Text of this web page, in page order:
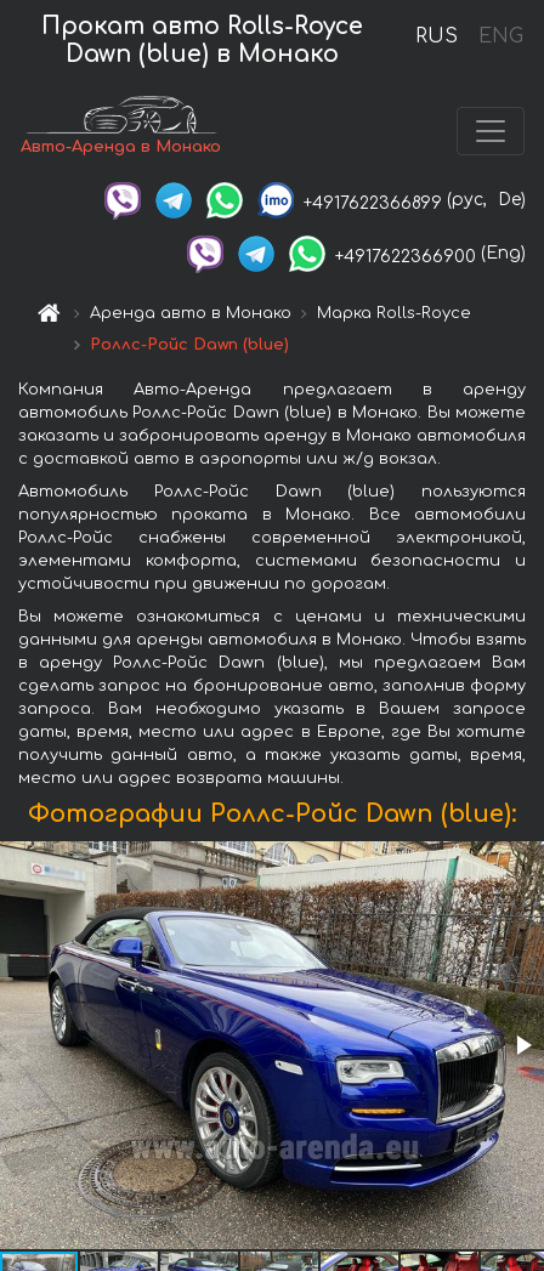
RUS ENG
Прокат авто Rolls-Royce
Dawn (blue) в Монако
Авто-Аренда в Монако
+4917622366899 (рус, De)
+4917622366900 (Eng)
Аренда авто в Монако
Марка Rolls-Royce
Роллс-Ройс Dawn (blue)
Компания Авто-Аренда предлагает в аренду
автомобиль Роллс-Ройс Dawn (blue) в Монако. Вы можете
заказать и забронировать аренду в Монако автомобиля
с доставкой авто в аэропорты или ж/д вокзал.
Автомобиль Роллс-Ройс Dawn (blue) пользуются
популярностью проката в Монако. Все автомобили
Роллс-Ройс снабжены современной электроникой,
элементами комфорта, системами безопасности и
устойчивости при движении по дорогам.
Вы можете ознакомиться с ценами и техническими
данными для аренды автомобиля в Монако. Чтобы взять
в аренду Роллс-Ройс Dawn (blue), мы предлагаем Вам
сделать запрос на бронирование авто, заполнив форму
запроса. Вам необходимо указать в Вашем запросе
даты, время, место или адрес в Европе, где Вы хотите
получить данный авто, а также указать даты, время,
место или адрес возврата машины.
Фотографии Роллс-Ройс Dawn (blue):